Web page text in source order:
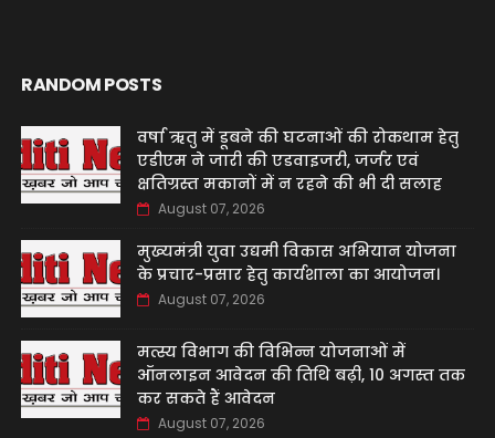
RANDOM POSTS
वर्षा ऋतु में डूबने की घटनाओं की रोकथाम हेतु
एडीएम ने जारी की एडवाइजरी, जर्जर एवं
क्षतिग्रस्त मकानों में न रहने की भी दी सलाह
August 07, 2026
मुख्यमंत्री युवा उद्यमी विकास अभियान योजना
के प्रचार-प्रसार हेतु कार्यशाला का आयोजन।
August 07, 2026
मत्स्य विभाग की विभिन्न योजनाओं में
ऑनलाइन आवेदन की तिथि बढ़ी, 10 अगस्त तक
कर सकते हैं आवेदन
August 07, 2026